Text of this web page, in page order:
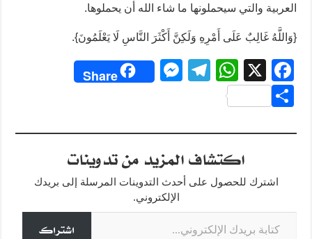
العربية والتي سيحملونها ما شاء الله أن يحملوها.
{وَاللَّهُ غَالِبٌ عَلَى أَمْرِهِ وَلَكِنَّ أَكْثَرَ النَّاسِ لَا يَعْلَمُونَ}.
F
a
c
e
o
k
X
W
s
A
p
T
gr
a
m
M
e
n
g
er
Share
ar
اكتشاف المزيد من تدوينات
اشترك للحصول على أحدث التدوينات المرسلة إلى بريدك
الإلكتروني.
كتابة بريدك الإلكتروني...
اشتراك